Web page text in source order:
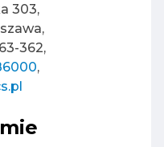
303,
362,
,